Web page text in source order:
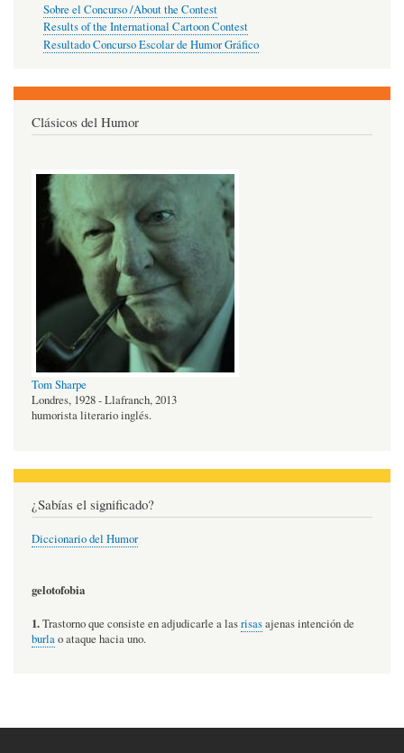
Sobre el Concurso /About the Contest
Results of the International Cartoon Contest
Resultado Concurso Escolar de Humor Gráfico
Clásicos del Humor
Tom Sharpe
Londres, 1928 - Llafranch, 2013
humorista literario inglés.
¿Sabías el significado?
Diccionario del Humor
gelotofobia
1.Trastorno que consiste en adjudicarle a lasrisasajenas intención de
burlao ataque hacia uno.